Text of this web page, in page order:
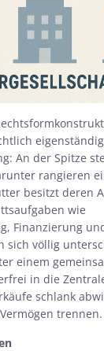
An der Spitze
rangieren
besitzt deren
wie
Finanzierung
sich völlig
einem
in die
schlank
trennen.